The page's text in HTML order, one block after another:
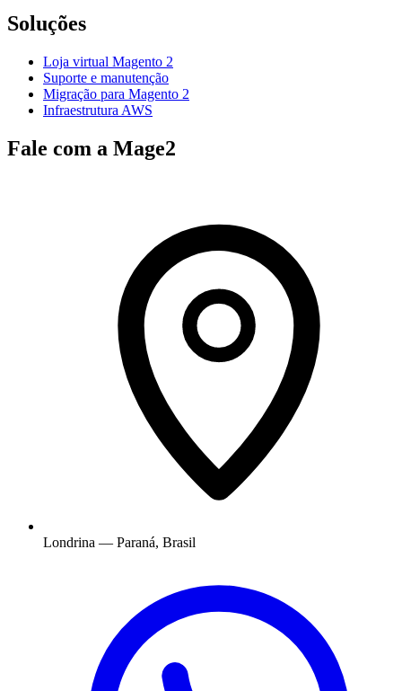
Soluções
Loja virtual Magento 2
Suporte e manutenção
Migração para Magento 2
Infraestrutura AWS
Fale com a Mage2
Londrina — Paraná, Brasil